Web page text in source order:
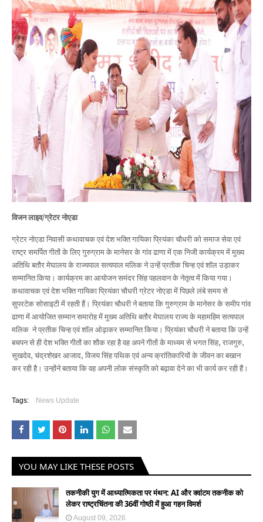
विजन लाइव/ग्रेटर नोएडा
ग्रेटर नोएडा निवासी कथावाचक एवं देश भक्ति गायिका प्रियंका चौधरी को समाज सेवा एवं
राष्ट्र समर्पित गीतों के लिए गुरुग्राम के मानेसर के गांव ढाणा में एक निजी कार्यक्रम में मुख्य
अतिथि बतौर मेघालय के राज्यपाल सत्यपाल मलिक ने उन्हें प्रतीक चिन्ह एवं शॉल उड़ाकर
सम्मानित किया। कार्यक्रम का आयोजन समंदर सिंह पहलवान के नेतृत्व में किया गया।
कथावाचक एवं देश भक्ति गायिका प्रियंका चौधरी ग्रेटर नोएडा में पिछले लंबे समय से
सुपरटेक सोसाइटी में रहती हैं। प्रियंका चौधरी ने बताया कि गुरुग्राम के मानेसर के समीप गांव
ढाणा में आयोजित सम्मान समारोह में मुख्य अतिथि बतौर मेघालय राज्य के महामहिम सत्यपाल
मलिक ने प्रतीक चिन्ह एवं शॉल ओढ़ाकर सम्मानित किया। प्रियंका चौधरी ने बताया कि उन्हें
बचपन से ही देश भक्ति गीतों का शौक रहा है वह अपने गीतों के माध्यम से भगत सिंह, राजगुरु,
सुखदेव, चंद्रशेखर आजाद, विजय सिंह पथिक एवं अन्य क्रांतिकारियों के जीवन का बखान
कर रही है। उन्होंने बताया कि वह अपनी लोक संस्कृति को बढ़ावा देने का भी कार्य कर रही हैं।
Tags: News Update
YOU MAY LIKE THESE POSTS
तकनीकी युग में आध्यात्मिकता पर मंथन: AI और क्वांटम तकनीक को
लेकर राष्ट्रचिंतना की 36वीं गोष्ठी में हुआ गहन विमर्श
August 09, 2026